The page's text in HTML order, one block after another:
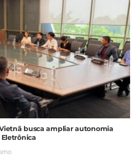
Vietnã busca ampliar autonomia